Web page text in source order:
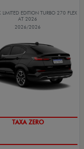
LIMITED EDITION TURBO 270 FLEX
AT 2026
2026/2026
PREÇO IMPERDÍVEL